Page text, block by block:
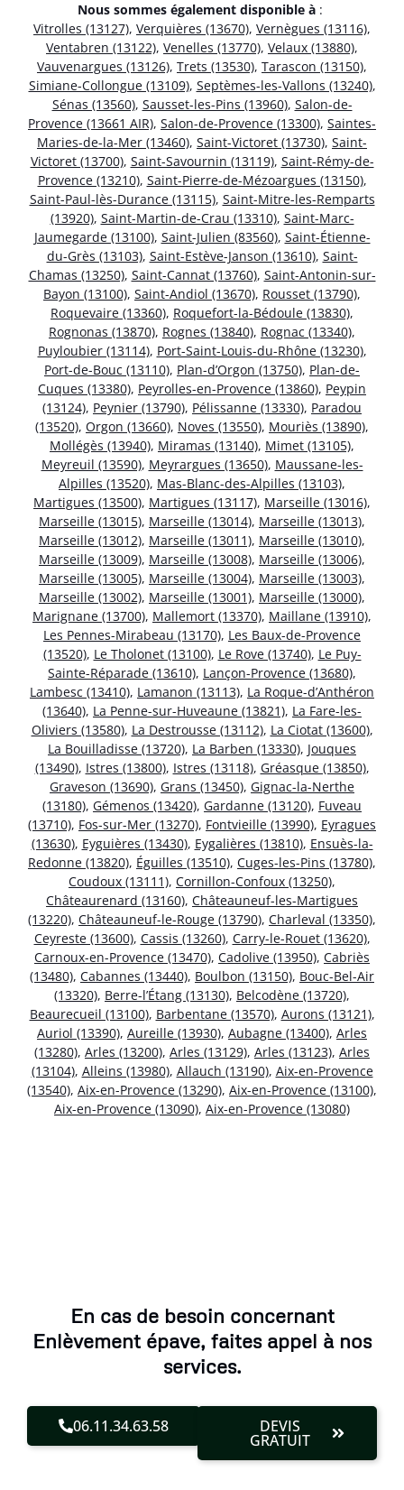
Nous sommes également disponible à :
Vitrolles (13127), Verquières (13670), Vernègues (13116),
Ventabren (13122), Venelles (13770), Velaux (13880),
Vauvenargues (13126), Trets (13530), Tarascon (13150),
Simiane-Collongue (13109), Septèmes-les-Vallons (13240),
Sénas (13560), Sausset-les-Pins (13960), Salon-de-
Provence (13661 AIR), Salon-de-Provence (13300), Saintes-
Maries-de-la-Mer (13460), Saint-Victoret (13730), Saint-
Victoret (13700), Saint-Savournin (13119), Saint-Rémy-de-
Provence (13210), Saint-Pierre-de-Mézoargues (13150),
Saint-Paul-lès-Durance (13115), Saint-Mitre-les-Remparts
(13920), Saint-Martin-de-Crau (13310), Saint-Marc-
Jaumegarde (13100), Saint-Julien (83560), Saint-Étienne-
du-Grès (13103), Saint-Estève-Janson (13610), Saint-
Chamas (13250), Saint-Cannat (13760), Saint-Antonin-sur-
Bayon (13100), Saint-Andiol (13670), Rousset (13790),
Roquevaire (13360), Roquefort-la-Bédoule (13830),
Rognonas (13870), Rognes (13840), Rognac (13340),
Puyloubier (13114), Port-Saint-Louis-du-Rhône (13230),
Port-de-Bouc (13110), Plan-d’Orgon (13750), Plan-de-
Cuques (13380), Peyrolles-en-Provence (13860), Peypin
(13124), Peynier (13790), Pélissanne (13330), Paradou
(13520), Orgon (13660), Noves (13550), Mouriès (13890),
Mollégès (13940), Miramas (13140), Mimet (13105),
Meyreuil (13590), Meyrargues (13650), Maussane-les-
Alpilles (13520), Mas-Blanc-des-Alpilles (13103),
Martigues (13500), Martigues (13117), Marseille (13016),
Marseille (13015), Marseille (13014), Marseille (13013),
Marseille (13012), Marseille (13011), Marseille (13010),
Marseille (13009), Marseille (13008), Marseille (13006),
Marseille (13005), Marseille (13004), Marseille (13003),
Marseille (13002), Marseille (13001), Marseille (13000),
Marignane (13700), Mallemort (13370), Maillane (13910),
Les Pennes-Mirabeau (13170), Les Baux-de-Provence
(13520), Le Tholonet (13100), Le Rove (13740), Le Puy-
Sainte-Réparade (13610), Lançon-Provence (13680),
Lambesc (13410), Lamanon (13113), La Roque-d’Anthéron
(13640), La Penne-sur-Huveaune (13821), La Fare-les-
Oliviers (13580), La Destrousse (13112), La Ciotat (13600),
La Bouilladisse (13720), La Barben (13330), Jouques
(13490), Istres (13800), Istres (13118), Gréasque (13850),
Graveson (13690), Grans (13450), Gignac-la-Nerthe
(13180), Gémenos (13420), Gardanne (13120), Fuveau
(13710), Fos-sur-Mer (13270), Fontvieille (13990), Eyragues
(13630), Eyguières (13430), Eygalières (13810), Ensuès-la-
Redonne (13820), Éguilles (13510), Cuges-les-Pins (13780),
Coudoux (13111), Cornillon-Confoux (13250),
Châteaurenard (13160), Châteauneuf-les-Martigues
(13220), Châteauneuf-le-Rouge (13790), Charleval (13350),
Ceyreste (13600), Cassis (13260), Carry-le-Rouet (13620),
Carnoux-en-Provence (13470), Cadolive (13950), Cabriès
(13480), Cabannes (13440), Boulbon (13150), Bouc-Bel-Air
(13320), Berre-l’Étang (13130), Belcodène (13720),
Beaurecueil (13100), Barbentane (13570), Aurons (13121),
Auriol (13390), Aureille (13930), Aubagne (13400), Arles
(13280), Arles (13200), Arles (13129), Arles (13123), Arles
(13104), Alleins (13980), Allauch (13190), Aix-en-Provence
(13540), Aix-en-Provence (13290), Aix-en-Provence (13100),
Aix-en-Provence (13090), Aix-en-Provence (13080)
En cas de besoin concernant
Enlèvement épave, faites appel à nos
services.
06.11.34.63.58 DEVIS
GRATUIT